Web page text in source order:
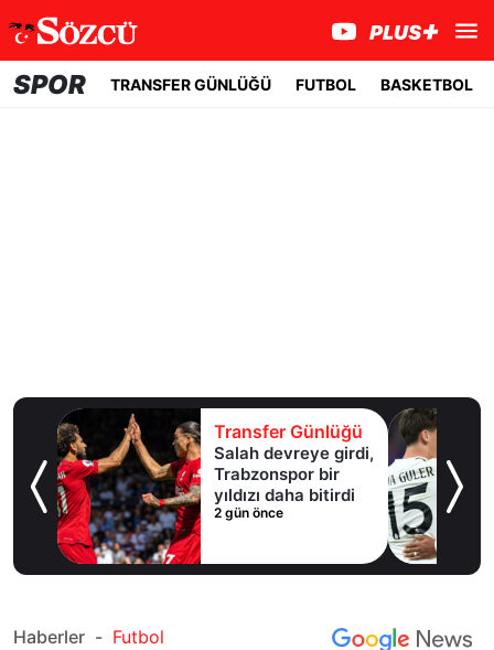
SPOR TRANSFER GÜNLÜĞÜ FUTBOL BASKETBOL
Transfer Günlüğü
Salah devreye girdi,
Trabzonspor bir
yıldızı daha bitirdi
2 gün önce
Haberler - Futbol